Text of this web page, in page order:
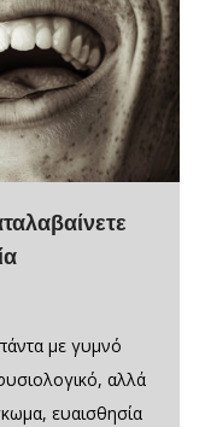
με γυμνό
αλλά
ευαισθησία